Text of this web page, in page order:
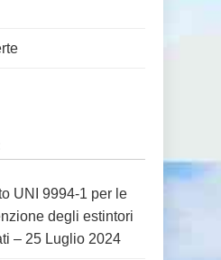
UNI 9994-1 per le
degli estintori
– 25 Luglio 2024